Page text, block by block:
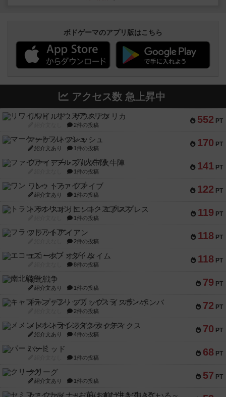
ボドゲーマのアプリ版はこちら
アクセス数 急上昇中
552 PT
リワイルド：サウスアメリカ
2件の投稿
170 PT
マーケットフレッシュ
紹介文あり 1件の投稿
141 PT
ファイアー・ブルズ / 火牛陣
1件の投稿
122 PT
ワン・トゥ・ファイブ
紹介文あり 1件の投稿
119 PT
トランスオリエント・エクスプレス
1件の投稿
118 PT
フラットアイアン
2件の投稿
118 PT
エコーズ・オブ・タイム
8件の投稿
79 PT
南北戦争
紹介文あり 1件の投稿
72 PT
キャプテン・フリップ：イスラ・ボンバ
2件の投稿
70 PT
メメントオンラインタクティクス
紹介文あり 4件の投稿
68 PT
パーミッド
1件の投稿
57 PT
クリーグ
紹介文あり 1件の投稿